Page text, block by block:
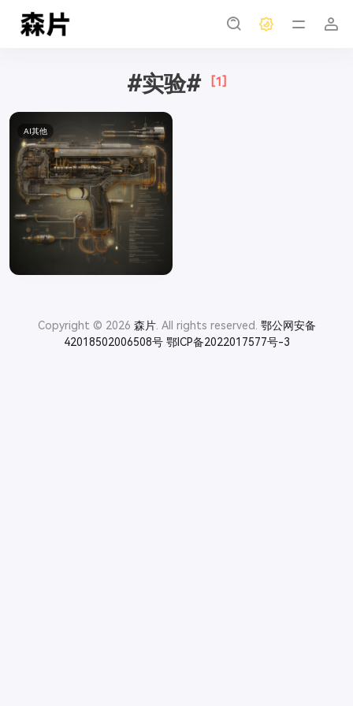
#实验# [1]
AI其他
Copyright © 2026 森片. All rights reserved. 鄂公网安备
42018502006508号 鄂ICP备2022017577号-3